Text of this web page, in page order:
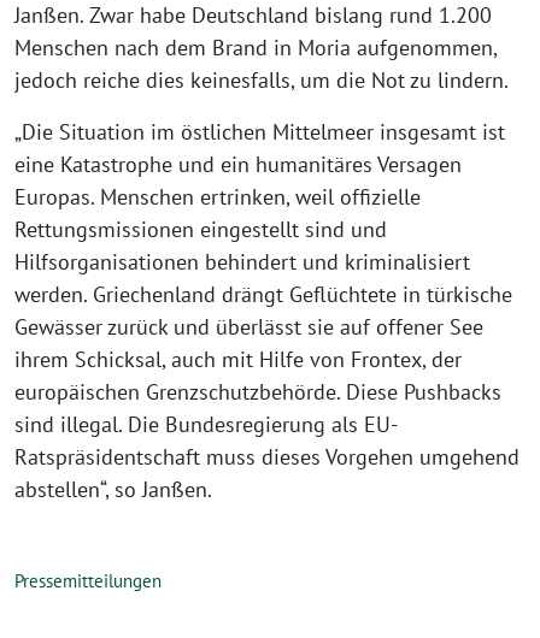
Janßen. Zwar habe Deutschland bislang rund 1.200
Menschen nach dem Brand in Moria aufgenommen,
jedoch reiche dies keinesfalls, um die Not zu lindern.
„Die Situation im östlichen Mittelmeer insgesamt ist
eine Katastrophe und ein humanitäres Versagen
Europas. Menschen ertrinken, weil offizielle
Rettungsmissionen eingestellt sind und
Hilfsorganisationen behindert und kriminalisiert
werden. Griechenland drängt Geflüchtete in türkische
Gewässer zurück und überlässt sie auf offener See
ihrem Schicksal, auch mit Hilfe von Frontex, der
europäischen Grenzschutzbehörde. Diese Pushbacks
sind illegal. Die Bundesregierung als EU-
Ratspräsidentschaft muss dieses Vorgehen umgehend
abstellen“, so Janßen.
Pressemitteilungen